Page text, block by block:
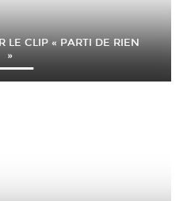
LE CLIP « PARTI DE RIEN
»